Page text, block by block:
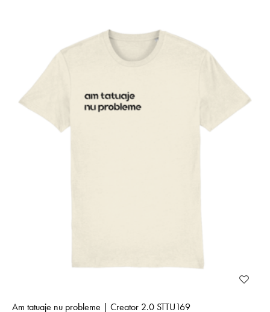
Am tatuaje nu probleme | Creator 2.0 STTU169